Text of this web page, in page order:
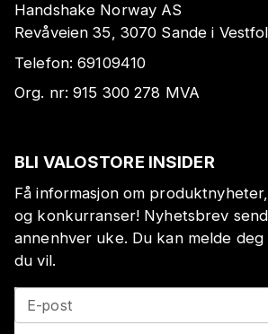
Handshake Norway AS
Revåveien 35, 3070 Sande i
Telefon:69109410
Org. nr:915 300 278 MVA
BLI VALOSTORE INSIDER
Få informasjon om
og konkurranser! Nyhetsbrev
annenhver uke. Du kan melde
du vil.
E-post